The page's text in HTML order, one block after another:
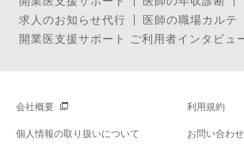
求人のお知らせ代行
医師の職場カルテ
開業医支援サポート ご利用者インタビュ
会社概要 利用規約
個人情報の取り扱いについて お問い合わせ